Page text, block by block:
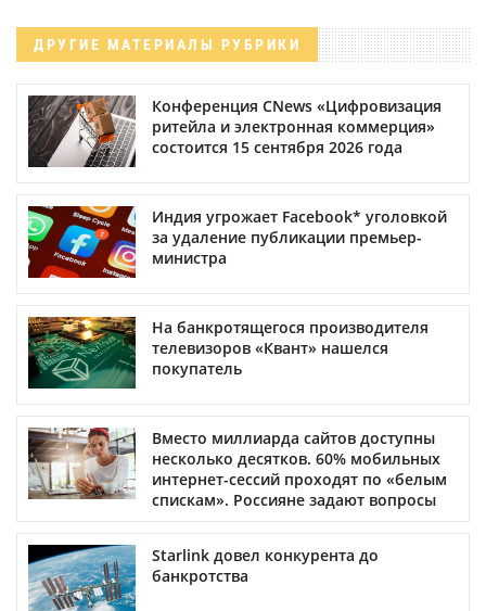
ДРУГИЕ МАТЕРИАЛЫ РУБРИКИ
Конференция CNews «Цифровизация
ритейла и электронная коммерция»
состоится 15 сентября 2026 года
Индия угрожает Facebook* уголовкой
за удаление публикации премьер-
министра
На банкротящегося производителя
телевизоров «Квант» нашелся
покупатель
Вместо миллиарда сайтов доступны
несколько десятков. 60% мобильных
интернет-сессий проходят по «белым
спискам». Россияне задают вопросы
Starlink довел конкурента до
банкротства